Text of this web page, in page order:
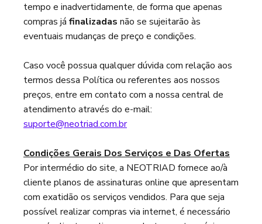
tempo e inadvertidamente, de forma que apenas
compras já finalizadas não se sujeitarão às
eventuais mudanças de preço e condições.
Caso você possua qualquer dúvida com relação aos
termos dessa Política ou referentes aos nossos
preços, entre em contato com a nossa central de
atendimento através do e-mail:
suporte@neotriad.com.br
Condições Gerais Dos Serviços e Das Ofertas
Por intermédio do site, a NEOTRIAD fornece ao/à
cliente planos de assinaturas online que apresentam
com exatidão os serviços vendidos. Para que seja
possível realizar compras via internet, é necessário